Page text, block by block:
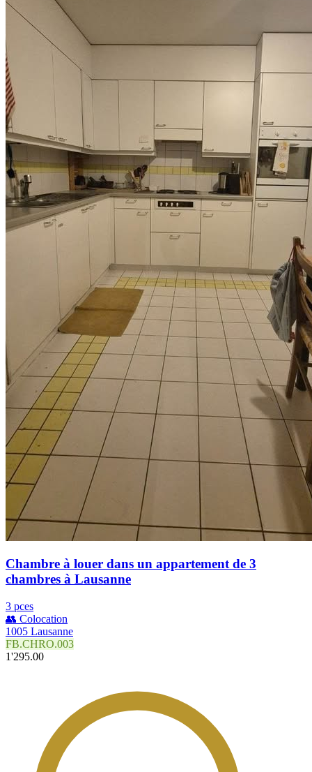
Chambre à louer dans un appartement de 3
chambres à Lausanne
3 pces
👥 Colocation
1005 Lausanne
FB.CHRO.003
1'295.00